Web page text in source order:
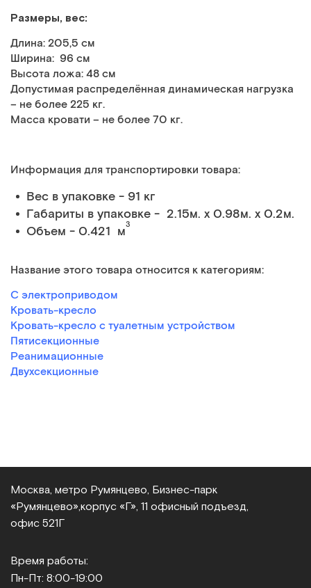
Размеры, вес:
Длина: 205,5 см
Ширина: 96 см
Высота ложа: 48 см
Допустимая распределённая динамическая нагрузка
– не более 225 кг.
Масса кровати – не более 70 кг.
Информация для транспортировки товара:
Вес в упаковке - 91 кг
Габариты в упаковке - 2.15м. x 0.98м. x 0.2м.
Объем - 0.421 м3
Название этого товара относится к категориям:
С электроприводом
Кровать-кресло
Кровать-кресло с туалетным устройством
Пятисекционные
Реанимационные
Двухсекционные
Москва, метро Румянцево, Бизнес‑парк
«Румянцево», корпус «Г», 11 офисный подъезд,
офис 521Г
Время работы:
Пн-Пт: 8:00-19:00